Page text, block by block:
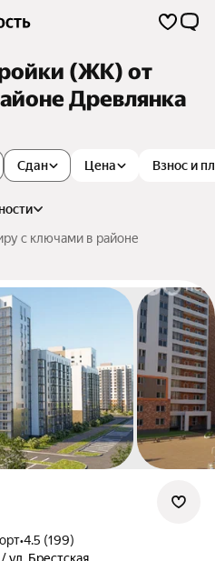
(ЖК) от
Древлянка
Цена Взнос и
Сдан
с ключами в районе
•4.5 (199)